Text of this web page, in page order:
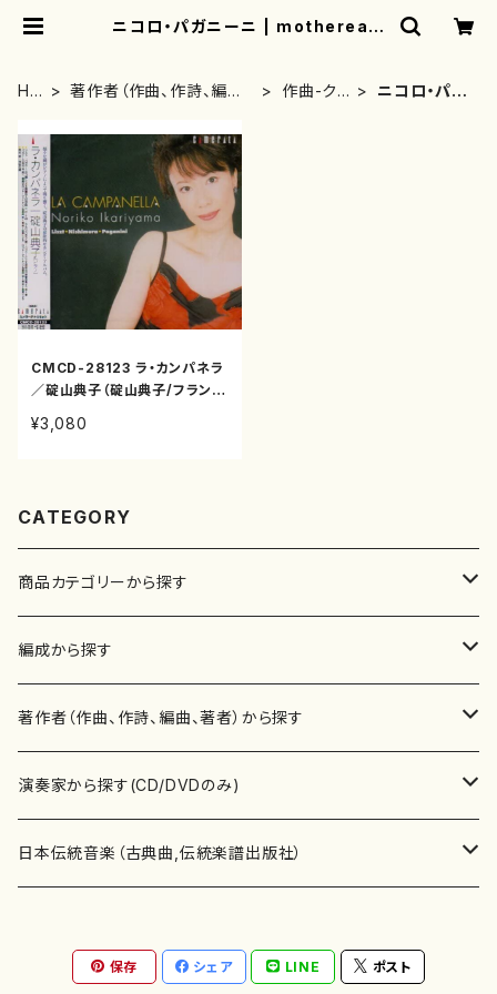
ニコロ・パガニーニ | mothereart
HO
著作者（作曲、作詩、編曲、
作曲-クラ
ニコロ・パガ
CMCD-28123 ラ・カンパネラ
／碇山典子（碇山典子/フラン
西村朗/CD）
¥3,080
CATEGORY
商品カテゴリーから探す
楽譜
書籍
書籍
テキストブック
CD・DVD
チケット
邦楽ジャーナル
レコード
編成から探す
邦楽器
箏・琴（ソロ）
箏・琴（合奏）
三味線（合奏）
合唱
混声合唱
男声合唱
歌・声
ピアノ（ソロ）
洋楽器（弦楽器）
著作者（作曲、作詩、編曲、著者）から探す
あ行
青木省三(アオキ ショウゾウ)
秋山健治(アキヤマ ケンジ）
か行
蔭山滸山(カゲヤマ キョザン)
斉藤松声(サイトウ ショウセイ)
演奏家から探す(CD/DVDのみ)
邦楽（箏、三味線、尺八等）演奏家
石川高（笙）
應和惠子（声楽・ソプラノ）
洋楽-鍵盤楽器（ピアノ、オルガン等）演奏家
日本伝統音楽（古典曲,伝統楽譜出版社）
宮城道雄（宮城宗家監修）
地歌箏曲（三絃古典楽譜）
保存 シェア LINE ポスト